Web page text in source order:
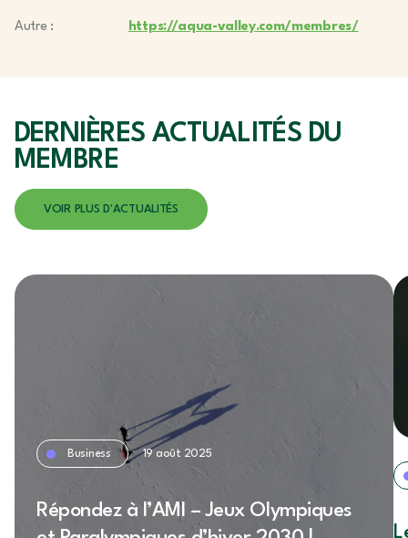
Autre : https://aqua-valley.com/membres/
DERNIÈRES ACTUALITÉS DU
MEMBRE
VOIR PLUS D'ACTUALITÉS
Business 19 août 2025
Répondez à l’AMI – Jeux Olympiques